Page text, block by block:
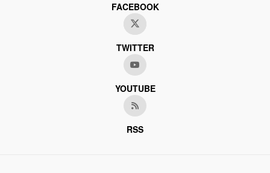
FACEBOOK
TWITTER
YOUTUBE
RSS